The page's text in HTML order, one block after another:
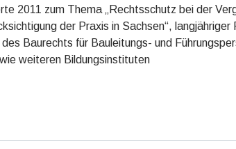
2011 zum Thema „Rechtsschutz bei der
der Praxis in Sachsen“,
Baurechts für Bauleitungs- und
weiteren Bildungsinstituten